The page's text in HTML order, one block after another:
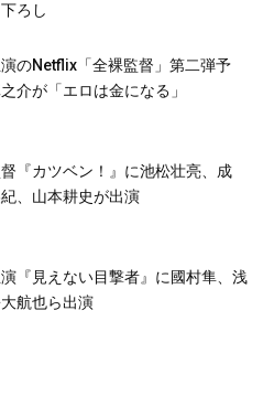
ろし
のNetflix「全裸監督」第二弾予
介が「エロは金になる」
『カツベン！』に池松壮亮、成
、山本耕史が出演
『見えない目撃者』に國村隼、浅
航也ら出演